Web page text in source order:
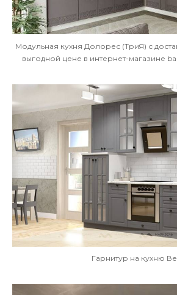
Модульная кухня Долорес (ТриЯ) с
выгодной цене в интернет-магазине
Гарнитур на кухню